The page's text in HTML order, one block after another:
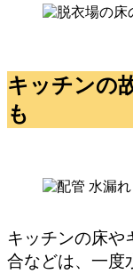
キッチンの
も
キッチンの床や
合などは、一度